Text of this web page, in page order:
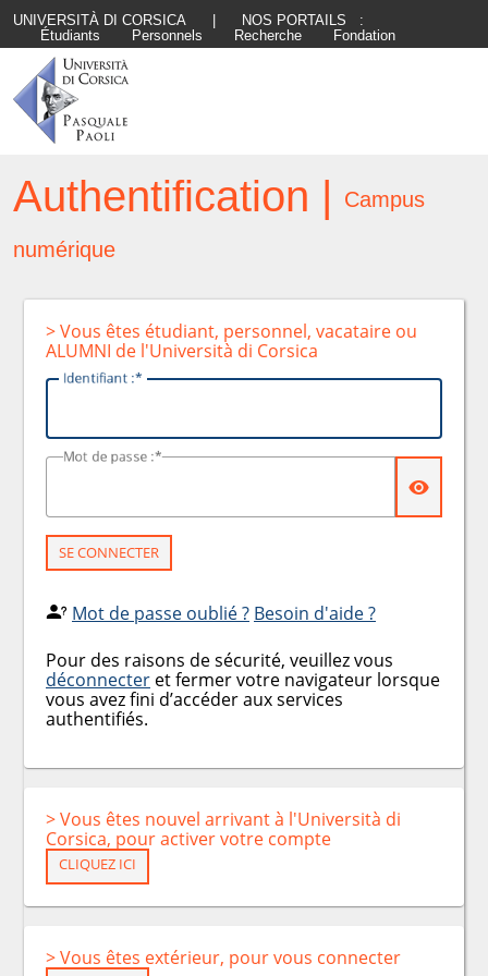
UNIVERSITÀ DI CORSICA
NOS PORTAILS :
Étudiants
Personnels Recherche Fondation
Authentification | Campus
numérique
> Vous êtes étudiant, personnel, vacataire ou
ALUMNI de l'Università di Corsica
Identifiant :
Mot de passe :
SE CONNECTER
Mot de passe oublié ? Besoin d'aide ?
Pour des raisons de sécurité, veuillez vous
déconnecter et fermer votre navigateur lorsque
vous avez fini d’accéder aux services
authentifiés.
> Vous êtes nouvel arrivant à l'Università di
Corsica, pour activer votre compte
CLIQUEZ ICI
> Vous êtes extérieur, pour vous connecter